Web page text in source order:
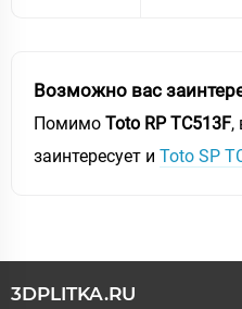
Возможно вас
Помимо Toto RP TC513F,
заинтересует и Toto SP
3DPLITKA.RU